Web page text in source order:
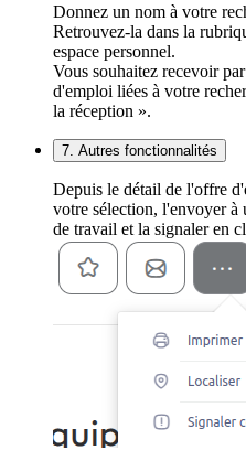
Donnez un nom à votre
Retrouvez-la dans la
espace personnel.
Vous souhaitez recevoir
d'emploi liées à votre
la réception ».
7. Autres fonctionnalités
Depuis le détail de l'offre
votre sélection, l'envoyer
de travail et la signaler en